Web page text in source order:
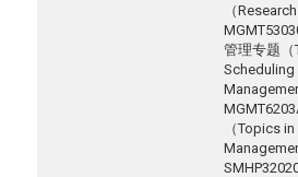
（
管理专题（
Scheduling
（Topics